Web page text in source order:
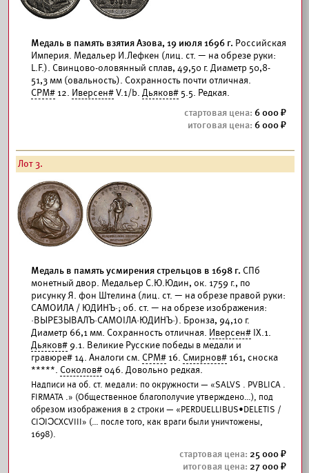
Медаль в память взятия Азова, 19 июля 1696 г. Российская
Империя. Медальер И.Лефкен (лиц. ст. — на обрезе руки:
L.F.). Свинцово-оловянный сплав, 49,50 г. Диаметр 50,8-
51,3 мм (овальность). Сохранность почти отличная.
СРМ# 12. Иверсен#V.1/b. Дьяков# 5.5. Редкая.
6 000
6 000
Лот 3.
Медаль в память усмирения стрельцов в 1698 г. СПб
монетный двор. Медальер С.Ю.Юдин, ок. 1759 г., по
рисунку Я. фон Штелина (лиц. ст. — на обрезе правой руки:
САМОИЛА / ЮДИНЪ·; об. ст. — на обрезе изображения:
·ВЫРЕЗЫВАЛЪ·САМОIЛА·ЮДИНЪ·). Бронза, 94,10 г.
Диаметр 66,1 мм. Сохранность отличная. Иверсен# IX.1.
Дьяков# 9.1. Великие Русские победы в медали и
гравюре# 14. Аналоги см. СРМ# 16. Смирнов# 161, сноска
*****. Соколов# 046. Довольно редкая.
Надписи на об. ст. медали: по окружности — «SALVS . PVBLICA .
FIRMATA .» (Общественное благополучие утверждено…), под
обрезом изображения в 2 строки — «PERDUELLIBUS•DELETIS /
CIƆIƆCXCVIII» (… после того, как враги были уничтожены,
1698).
25 000
27 000